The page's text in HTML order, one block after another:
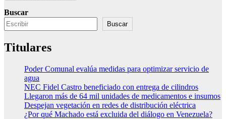
Buscar
Buscar
Titulares
Poder Comunal evalúa medidas para optimizar servicio de
agua
NEC Fidel Castro beneficiado con entrega de cilindros
Llegaron más de 64 mil unidades de medicamentos e insumos
Despejan vegetación en redes de distribución eléctrica
¿Por qué Machado está excluida del diálogo en Venezuela?